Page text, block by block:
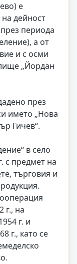
е
дейност
периода
а от
и с осми
„Йордан
през
името „Нова
Гичев“.
в село
с предмет на
търговия и
г., на
г. и
г., като се